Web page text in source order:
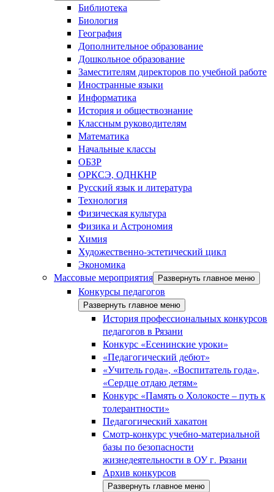
Библиотека
Биология
География
Дополнительное образование
Дошкольное образование
Заместителям директоров по учебной работе
Иностранные языки
Информатика
История и обществознание
Классным руководителям
Математика
Начальные классы
ОБЗР
ОРКСЭ, ОДНКНР
Русский язык и литература
Технология
Физическая культура
Физика и Астрономия
Химия
Художественно-эстетический цикл
Экономика
Массовые мероприятия
Развернуть главное меню
Конкурсы педагогов
Развернуть главное меню
История профессиональных конкурсов
педагогов в Рязани
Конкурс «Есенинские уроки»
«Педагогический дебют»
«Учитель года», «Воспитатель года»,
«Сердце отдаю детям»
Конкурс «Память о Холокосте – путь к
толерантности»
Педагогический хакатон
Смотр-конкурс учебно-материальной
базы по безопасности
жизнедеятельности в ОУ г. Рязани
Архив конкурсов
Развернуть главное меню